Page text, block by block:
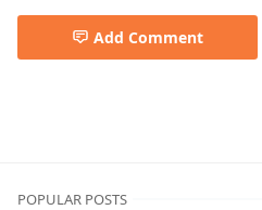
Add Comment
POPULAR POSTS